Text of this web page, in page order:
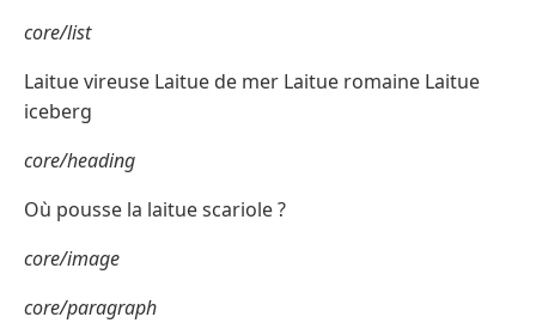
core/list
Laitue vireuse Laitue de mer Laitue romaine Laitue
iceberg
core/heading
Où pousse la laitue scariole ?
core/image
core/paragraph